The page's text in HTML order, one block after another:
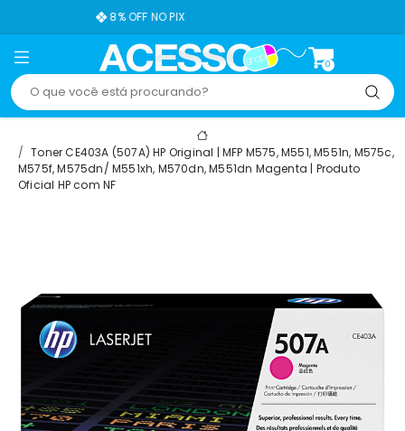
8% OFF NO PIX
0
Toner CE403A (507A) HP Original | MFP M575, M551, M551n, M575c,
M575f, M575dn/ M551xh, M570dn, M551dn Magenta | Produto
Oficial HP com NF